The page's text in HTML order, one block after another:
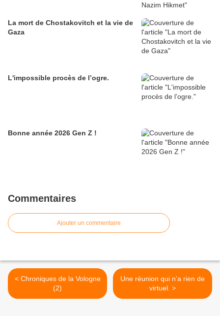
La mort de Chostakovitch et la vie de
Gaza
L'impossible procès de l’ogre.
Bonne année 2026 Gen Z !
Commentaires
Ajouter un commentaire
< Chroniques de la Vologne
(2)
Une réunion qui n'a rien de
virtuel. >